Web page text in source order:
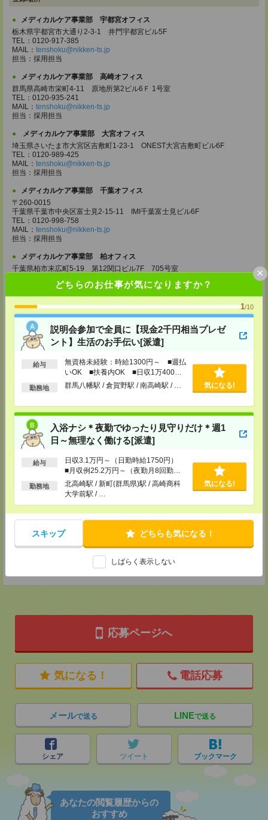
どちらのお仕事が気になりますか？
1/10
説明会参加で全員に【現金2千円相当プレゼ
ント】生活のお手伝い[派遣]
給与
無資格未経験：時給1300円～ ■週払
いOK ■扶養内OK ■日収1万400円
以上
勤務地 群馬八幡駅 / 倉賀野駅 / 南高崎駅 / … 気になる!
入浴ナシ＊夜勤でゆったり見守りだけ＊週1
日～無理なく働ける[派遣]
給与
日収3.1万円～（日勤時給1750円）
■月収例25.2万円～（夜勤月8回勤務
の場合）
勤務地
北高崎駅 / 新町(群馬県)駅 / 高崎商科
大学前駅 / …
気になる!
スキップ どちらも気になる！
しばらく表示しない
×
メディカルケア事業部 宇都宮オフィス
栃木県宇都宮市大通り2-3-1 井門宇都宮ビル5F
TEL：0120-917-385
MAIL： tenshoku@nikken-ts.jp
担当：採用担当
メディカルケア事業部 高崎オフィス
群馬県高崎市栄町4-11 原地所第2ビル6Ｆ 1号室
TEL：0120-935-241
MAIL： tenshoku@nikken-ts.jp
担当：採用担当
メディカルケア事業部 大宮オフィス
埼玉県さいたま市大宮区吉敷町1-23-1 ONEST大宮吉敷町ビル6F
TEL：0120-989-425
MAIL： tenshoku@nikken-ts.jp
担当：採用担当
メディカルケア事業部 千葉オフィス
〒260-0015
千葉県千葉市中央区富士見2-15-11 IMI千葉富士見ビル6F
TEL：0120-998-758
MAIL： tenshoku@nikken-ts.jp
担当：採用担当
メディカルケア事業部 柏オフィス
千葉県柏市末広町5-19 第12関口ビル7F 705号室
tenshoku@nikken-ts.jp
担当：採用担当
メディカルケア事業部 新宿オフィス
東京都新宿区新宿2-3-10 新宿御苑ビル6階
TEL：0120-457-235
MAIL：tenshoku@nikken-ts.jp
担当：採用担当
メディカルケア事業部 立川事業所
東京都立川市錦町1-12-14
TEL：0120-934-200
メディカルケア事業部 町田オフィス
東京都町田市森野1-7-23 大樹生命町田ビル6F
TEL：0120-453-285
tenshoku@nikken-ts.jp
担当：採用担当
メディカルケア事業部 横浜オフィス
神奈川県横浜市保土ケ谷区神戸町134 横浜ビジネスパークサウスタワー
2F B区画
TEL：0120-901-799
MAIL：
tenshoku@nikken-ts.jp
担当：採用担当
登録交通費
★今ならご来社登録でQUOカード2000円分をプレゼント中★
応募ページへ
気になる！ 電話応募
メールで送る LINEで送る
シェア ツイート ブックマーク
あなたの閲覧履歴からの
おすすめ